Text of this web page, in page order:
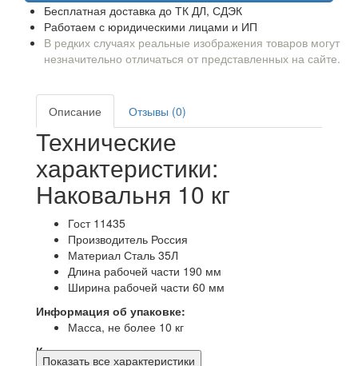
Бесплатная доставка до ТК ДЛ, СДЭК
Работаем с юридическими лицами и ИП
В редких случаях реальные изображения товаров могут
незначительно отличаться от представленных на сайте.
Описание Отзывы (0)
Технические
характеристики:
Наковальня 10 кг
Гост 11435
Производитель Россия
Материал Сталь 35Л
Длина рабочей части 190 мм
Ширина рабочей части 60 мм
Информация об упаковке:
Масса, не более 10 кг
Комплект поставки:
Показать все характеристики